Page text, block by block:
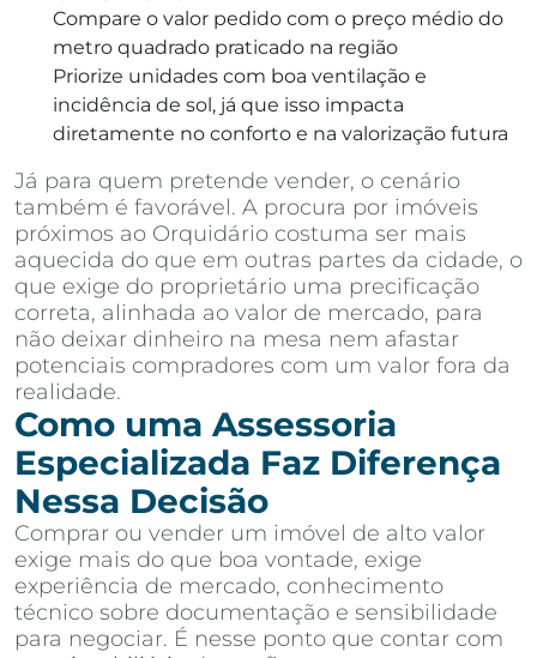
Compare o valor pedido com o preço médio do
metro quadrado praticado na região
Priorize unidades com boa ventilação e
incidência de sol, já que isso impacta
diretamente no conforto e na valorização futura
Já para quem pretende vender, o cenário
também é favorável. A procura por imóveis
próximos ao Orquidário costuma ser mais
aquecida do que em outras partes da cidade, o
que exige do proprietário uma precificação
correta, alinhada ao valor de mercado, para
não deixar dinheiro na mesa nem afastar
potenciais compradores com um valor fora da
realidade.
Como uma Assessoria
Especializada Faz Diferença
Nessa Decisão
Comprar ou vender um imóvel de alto valor
exige mais do que boa vontade, exige
experiência de mercado, conhecimento
técnico sobre documentação e sensibilidade
para negociar. É nesse ponto que contar com